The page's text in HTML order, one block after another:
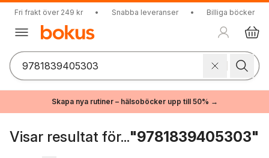
Fri frakt över 249 kr • Snabba leveranser • Billiga böcker
Skapa nya rutiner – hälsoböcker upp till 50% →
Visar resultat för..."9781839405303"